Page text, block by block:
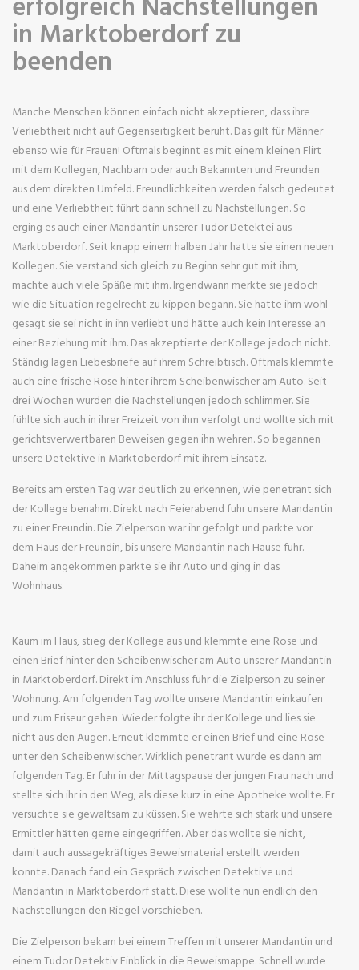
in Marktoberdorf zu
beenden
Manche Menschen können einfach nicht akzeptieren, dass ihre
Verliebtheit nicht auf Gegenseitigkeit beruht. Das gilt für Männer
ebenso wie für Frauen! Oftmals beginnt es mit einem kleinen Flirt
mit dem Kollegen, Nachbarn oder auch Bekannten und Freunden
aus dem direkten Umfeld. Freundlichkeiten werden falsch gedeutet
und eine Verliebtheit führt dann schnell zu Nachstellungen. So
erging es auch einer Mandantin unserer Tudor Detektei aus
Marktoberdorf. Seit knapp einem halben Jahr hatte sie einen neuen
Kollegen. Sie verstand sich gleich zu Beginn sehr gut mit ihm,
machte auch viele Späße mit ihm. Irgendwann merkte sie jedoch
wie die Situation regelrecht zu kippen begann. Sie hatte ihm wohl
gesagt sie sei nicht in ihn verliebt und hätte auch kein Interesse an
einer Beziehung mit ihm. Das akzeptierte der Kollege jedoch nicht.
Ständig lagen Liebesbriefe auf ihrem Schreibtisch. Oftmals klemmte
auch eine frische Rose hinter ihrem Scheibenwischer am Auto. Seit
drei Wochen wurden die Nachstellungen jedoch schlimmer. Sie
fühlte sich auch in ihrer Freizeit von ihm verfolgt und wollte sich mit
gerichtsverwertbaren Beweisen gegen ihn wehren. So begannen
unsere Detektive in Marktoberdorf mit ihrem Einsatz.
Bereits am ersten Tag war deutlich zu erkennen, wie penetrant sich
der Kollege benahm. Direkt nach Feierabend fuhr unsere Mandantin
zu einer Freundin. Die Zielperson war ihr gefolgt und parkte vor
dem Haus der Freundin, bis unsere Mandantin nach Hause fuhr.
Daheim angekommen parkte sie ihr Auto und ging in das
Wohnhaus.
Kaum im Haus, stieg der Kollege aus und klemmte eine Rose und
einen Brief hinter den Scheibenwischer am Auto unserer Mandantin
in Marktoberdorf. Direkt im Anschluss fuhr die Zielperson zu seiner
Wohnung. Am folgenden Tag wollte unsere Mandantin einkaufen
und zum Friseur gehen. Wieder folgte ihr der Kollege und lies sie
nicht aus den Augen. Erneut klemmte er einen Brief und eine Rose
unter den Scheibenwischer. Wirklich penetrant wurde es dann am
folgenden Tag. Er fuhr in der Mittagspause der jungen Frau nach und
stellte sich ihr in den Weg, als diese kurz in eine Apotheke wollte. Er
versuchte sie gewaltsam zu küssen. Sie wehrte sich stark und unsere
Ermittler hätten gerne eingegriffen. Aber das wollte sie nicht,
damit auch aussagekräftiges Beweismaterial erstellt werden
konnte. Danach fand ein Gespräch zwischen Detektive und
Mandantin in Marktoberdorf statt. Diese wollte nun endlich den
Nachstellungen den Riegel vorschieben.
Die Zielperson bekam bei einem Treffen mit unserer Mandantin und
einem Tudor Detektiv Einblick in die Beweismappe. Schnell wurde